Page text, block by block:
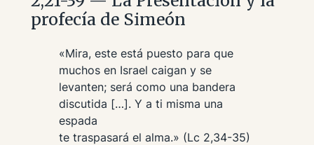
profecía de Simeón
«Mira, este está puesto para que
muchos en Israel caigan y se
levanten; será como una bandera
discutida […]. Y a ti misma una
espada
te traspasará el alma.» (Lc 2,34-35)